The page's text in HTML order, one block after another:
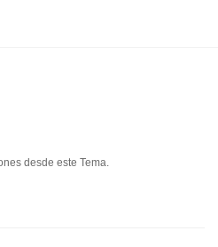
desde este Tema.